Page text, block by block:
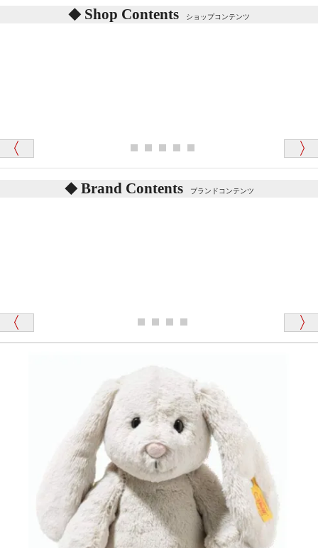
詳しくはこちらをご覧ください。
体をねかせたりおこしたりすると「グーグー」と鳴く
記載しておりますので、ぜひ探してみてください。
ディベアがいます。
「スクエーカー内蔵」と記載しておりますので、ぜひ
探してみてください。
シュタイフ社製品の実物を見ることはできますか？
当店はネット販売ですので実物をお見せすることが
できません。
海外からのお取り寄せと言うことですが、商品はきち
んと届きますか？
ご安心ください！商品は確実にお届けします。
東京都 M・K 様 （女性）
「対応はどちらも丁寧でした。値段と他の融通
「商品説明が細やかで丁寧であったことです」
「前に買ったことがあったお店でしたので」
千葉県 U・Y 様 （女性）
「ChatGPTを利用したところ「くまの小屋」さ
んを紹介され…」
埼玉県 S・W 様
Shop Contents ショップコンテンツ
Brand Contents ブランドコンテンツ